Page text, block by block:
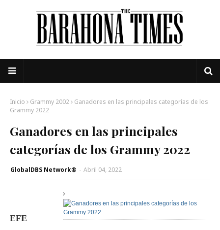
Inicio Grammy 2002
Ganadores en las principales categorías de los
Grammy 2022
Ganadores en las principales
categorías de los Grammy 2022
GlobalDBS Network® - Abril 04, 2022
EFE